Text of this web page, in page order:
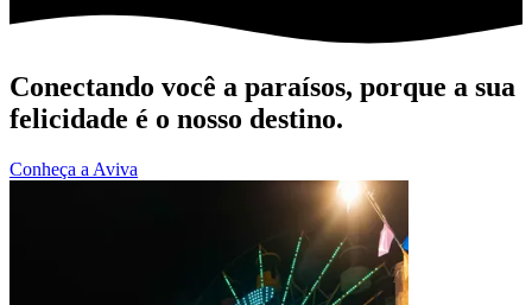
Conectando você a paraísos, porque a sua
felicidade é o nosso destino.
Conheça a Aviva